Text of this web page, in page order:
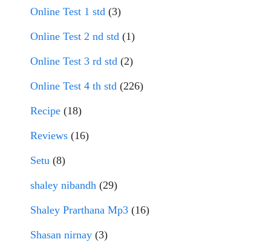
Online Test 1 std (3)
Online Test 2 nd std (1)
Online Test 3 rd std (2)
Online Test 4 th std (226)
Recipe (18)
Reviews (16)
Setu (8)
shaley nibandh (29)
Shaley Prarthana Mp3 (16)
Shasan nirnay (3)